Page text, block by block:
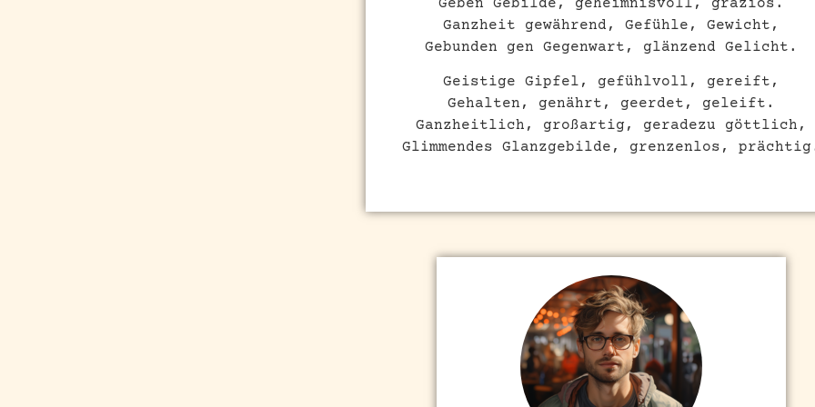
Geben Gebilde, geheimnisvoll, graziös.
Ganzheit gewährend, Gefühle, Gewicht,
Gebunden gen Gegenwart, glänzend Gelicht.
Geistige Gipfel, gefühlvoll, gereift,
Gehalten, genährt, geerdet, geleift.
Ganzheitlich, großartig, geradezu göttlich,
Glimmendes Glanzgebilde, grenzenlos,